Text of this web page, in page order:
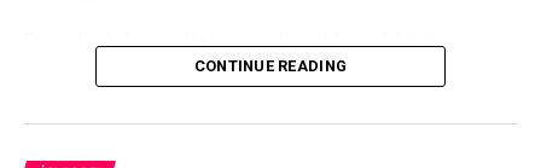
frank diğer yargılama giderlerinikarşılaması
gerekiyor.
Daha önce de hüküm giymiş
izmariti sorununa karşı özel kampanyalar yürütüyor.
Bern’den dikkat çeken kampanya
CONTINUE READING